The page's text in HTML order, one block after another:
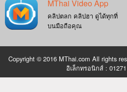
MThai Video App
คลิปตลก คลิปฮา ดูได้ทุกที่
บนมือถือคุณ
Copyright © 2016 MThai.com All rights
อิเล็กทรอนิกส์ :